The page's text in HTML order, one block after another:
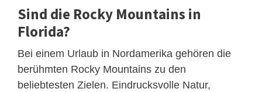
Sind die Rocky Mountains in
Florida?
Bei einem Urlaub in Nordamerika gehören die
berühmten Rocky Mountains zu den
beliebtesten Zielen. Eindrucksvolle Natur,